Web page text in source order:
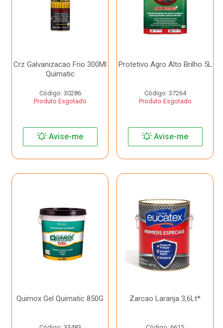
Crz Galvanizacao Frio 300Ml
Quimatic
Código: 30286
Produto Esgotado
Avise-me
Protetivo Agro Alto Brilho 5L
Código: 37264
Produto Esgotado
Avise-me
Quimox Gel Quimatic 850G Zarcao Laranja 3,6Lt*